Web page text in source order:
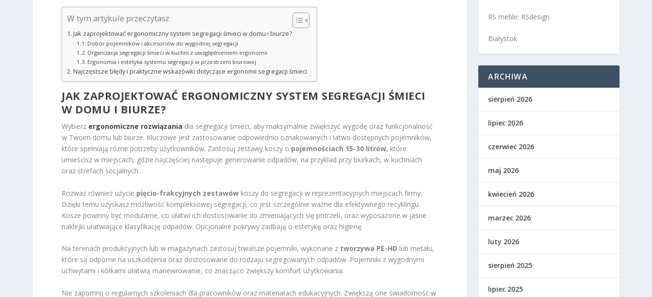
W tym artykule przeczytasz
Jak zaprojektować ergonomiczny system segregacji śmieci w domu i biurze?
Dobór pojemników i akcesoriów do wygodnej segregacji
Organizacja segregacji śmieci w kuchni z uwzględnieniem ergonomii
Ergonomia i estetyka systemu segregacji w przestrzeni biurowej
Najczęstsze błędy i praktyczne wskazówki dotyczące ergonomii segregacji śmieci
JAK ZAPROJEKTOWAĆ ERGONOMICZNY SYSTEM SEGREGACJI ŚMIECI
W DOMU I BIURZE?
Wybierz ergonomiczne rozwiązania dla segregacji śmieci, aby maksymalnie zwiększyć wygodę oraz funkcjonalność
w Twoim domu lub biurze. Kluczowe jest zastosowanie odpowiednio oznakowanych i łatwo dostępnych pojemników,
które spełniają różne potrzeby użytkowników. Zastosuj zestawy koszy o pojemnościach 15-30 litrów, które
umieścisz w miejscach, gdzie najczęściej następuje generowanie odpadów, na przykład przy biurkach, w kuchniach
oraz strefach socjalnych.
Rozważ również użycie pięcio-frakcyjnych zestawów koszy do segregacji w reprezentacyjnych miejscach firmy.
Dzięki temu uzyskasz możliwość kompleksowej segregacji, co jest szczególnie ważne dla efektywnego recyklingu.
Kosze powinny być modularne, co ułatwi ich dostosowanie do zmieniających się potrzeb, oraz wyposażone w jasne
naklejki ułatwiające klasyfikację odpadów. Opcjonalne pokrywy zadbają o estetykę oraz higienę.
Na terenach produkcyjnych lub w magazynach zastosuj trwalsze pojemniki, wykonane z tworzywa PE-HD lub metalu,
które są odporne na uszkodzenia oraz dostosowane do rodzaju segregowanych odpadów. Pojemniki z wygodnymi
uchwytami i kółkami ułatwią manewrowanie, co znacząco zwiększy komfort użytkowania.
Nie zapomnij o regularnych szkoleniach dla pracowników oraz materiałach edukacyjnych. Zwiększą one świadomość w
RS meble: RSdesign
Białystok
ARCHIWA
sierpień 2026
lipiec 2026
czerwiec 2026
maj 2026
kwiecień 2026
marzec 2026
luty 2026
sierpień 2025
lipiec 2025